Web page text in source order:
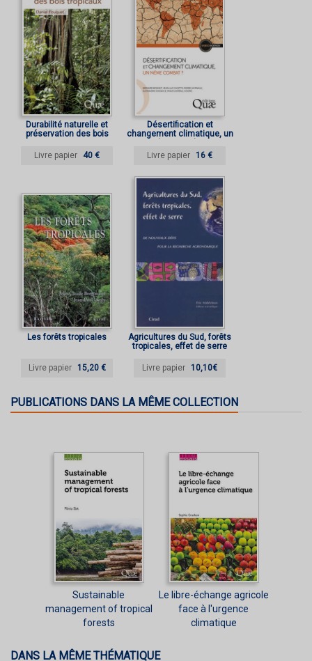
Durabilité naturelle et
préservation des bois
Livre papier 40 €
Désertification et
changement climatique, un
Livre papier 16 €
Les forêts tropicales
Livre papier 15,20 €
Agricultures du Sud, forêts
tropicales, effet de serre
Livre papier 10,10€
PUBLICATIONS DANS LA MÊME COLLECTION
Sustainable
management of tropical
forests
Le libre-échange agricole
face à l'urgence
climatique
DANS LA MÊME THÉMATIQUE